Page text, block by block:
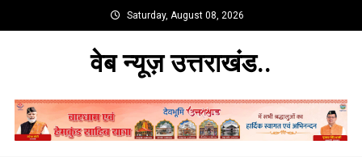
to
Saturday, August 08, 2026
वेब न्यूज़ उत्तराखंड..